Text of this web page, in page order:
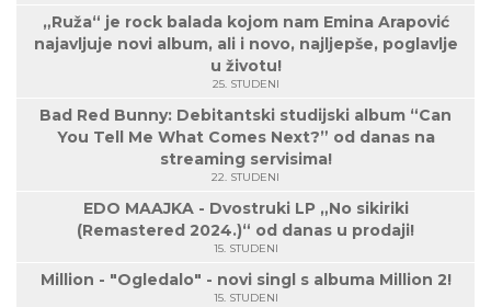
„Ruža“ je rock balada kojom nam Emina Arapović
najavljuje novi album, ali i novo, najljepše, poglavlje
u životu!
25. STUDENI
Bad Red Bunny: Debitantski studijski album “Can
You Tell Me What Comes Next?” od danas na
streaming servisima!
22. STUDENI
EDO MAAJKA - Dvostruki LP „No sikiriki
(Remastered 2024.)“ od danas u prodaji!
15. STUDENI
Million - "Ogledalo" - novi singl s albuma Million 2!
15. STUDENI